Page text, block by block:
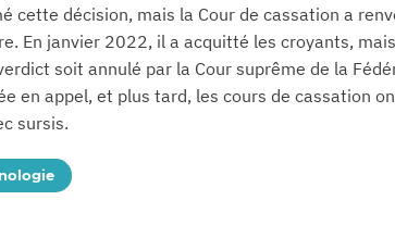
cette décision, mais la Cour de cassation a
En janvier 2022, il a acquitté les croyants,
soit annulé par la Cour suprême de la
en appel, et plus tard, les cours de cassation
sursis.